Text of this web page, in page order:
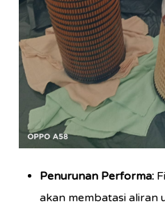
Penurunan Performa:
akan membatasi aliran